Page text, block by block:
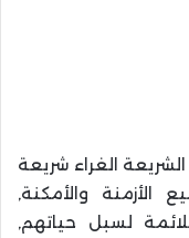
الغراء شريعة
والأمكنة,
لسبل حياتهم,